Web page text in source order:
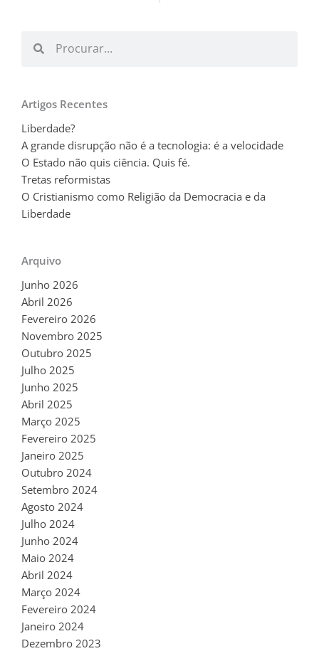
Artigos Recentes
Liberdade?
A grande disrupção não é a tecnologia: é a velocidade
O Estado não quis ciência. Quis fé.
Tretas reformistas
O Cristianismo como Religião da Democracia e da
Liberdade
Arquivo
Junho 2026
Abril 2026
Fevereiro 2026
Novembro 2025
Outubro 2025
Julho 2025
Junho 2025
Abril 2025
Março 2025
Fevereiro 2025
Janeiro 2025
Outubro 2024
Setembro 2024
Agosto 2024
Julho 2024
Junho 2024
Maio 2024
Abril 2024
Março 2024
Fevereiro 2024
Janeiro 2024
Dezembro 2023